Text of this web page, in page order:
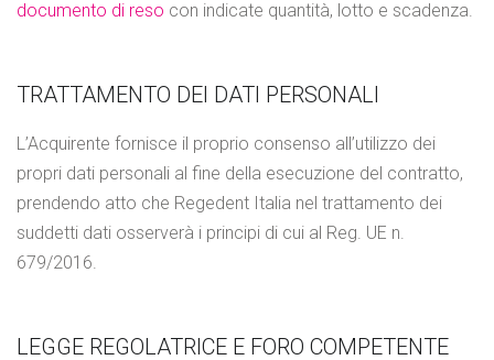
documento di reso con indicate quantità, lotto e scadenza.
TRATTAMENTO DEI DATI PERSONALI
L’Acquirente fornisce il proprio consenso all’utilizzo dei
propri dati personali al fine della esecuzione del contratto,
prendendo atto che Regedent Italia nel trattamento dei
suddetti dati osserverà i principi di cui al Reg. UE n.
679/2016.
LEGGE REGOLATRICE E FORO COMPETENTE